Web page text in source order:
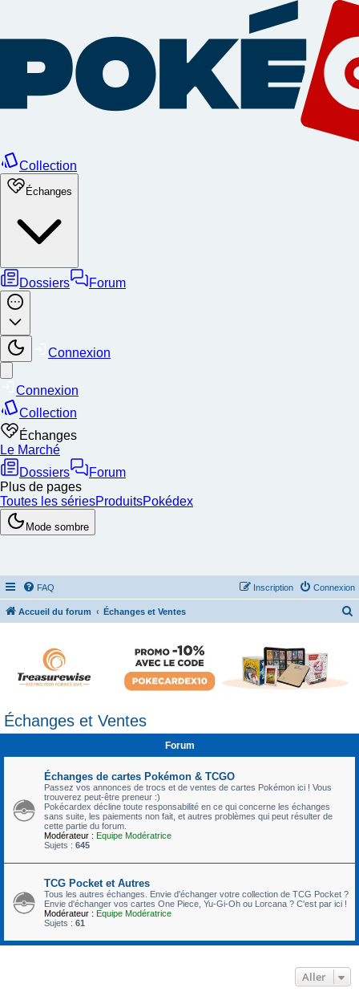
FAQ Connexion
Inscription
Accueil du forum Échanges et Ventes
Échanges et Ventes
Forum
Échanges de cartes Pokémon & TCGO
Passez vos annonces de trocs et de ventes de cartes Pokémon ici ! Vous
trouverez peut-être preneur :)
Pokécardex décline toute responsabilité en ce qui concerne les échanges
sans suite, les paiements non fait, et autres problèmes qui peut résulter de
cette partie du forum.
Modérateur : Equipe Modératrice
Sujets : 645
TCG Pocket et Autres
Tous les autres échanges. Envie d'échanger votre collection de TCG Pocket ?
Envie d'échanger vos cartes One Piece, Yu-Gi-Oh ou Lorcana ? C'est par ici !
Modérateur : Equipe Modératrice
Sujets : 61
Aller